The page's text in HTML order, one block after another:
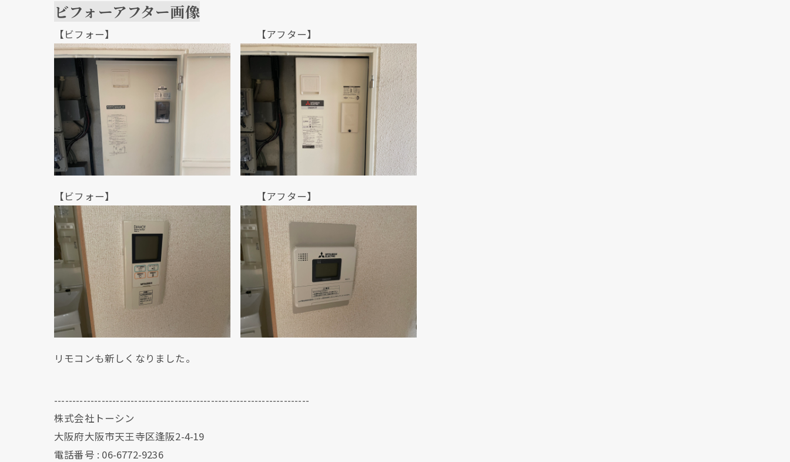
ビフォーアフター画像
【ビフォー】 【アフター】
【ビフォー】 【アフター】
リモコンも新しくなりました。
----------------------------------------------------------------------
株式会社トーシン
大阪府大阪市天王寺区逢阪2-4-19
電話番号 : 06-6772-9236